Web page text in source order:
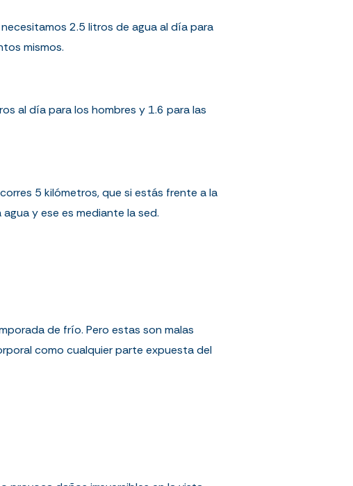
2.5 litros de agua al día para
mismos.
al día para los hombres y 1.6 para las
5 kilómetros, que si estás frente a la
y ese es mediante la sed.
de frío. Pero estas son malas
como cualquier parte expuesta del